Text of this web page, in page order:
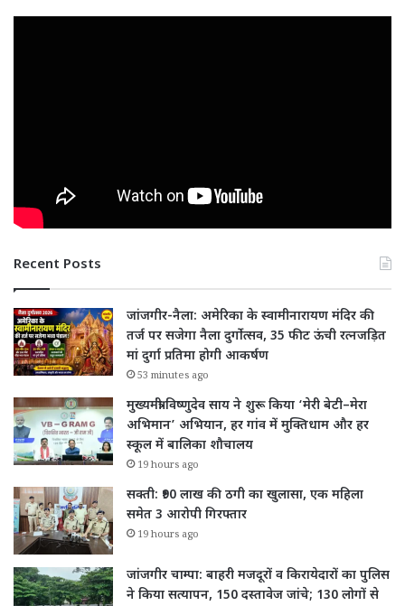
Recent Posts
जांजगीर-नैला: अमेरिका के स्वामीनारायण मंदिर की
तर्ज पर सजेगा नैला दुर्गोत्सव, 35 फीट ऊंची रत्नजड़ित
मां दुर्गा प्रतिमा होगी आकर्षण
53 minutes ago
मुख्यमंत्री विष्णुदेव साय ने शुरू किया ‘मेरी बेटी–मेरा
अभिमान’ अभियान, हर गांव में मुक्तिधाम और हर
स्कूल में बालिका शौचालय
19 hours ago
सक्ती: ₹90 लाख की ठगी का खुलासा, एक महिला
समेत 3 आरोपी गिरफ्तार
19 hours ago
जांजगीर चाम्पा: बाहरी मजदूरों व किरायेदारों का पुलिस
ने किया सत्यापन, 150 दस्तावेज जांचे; 130 लोगों से